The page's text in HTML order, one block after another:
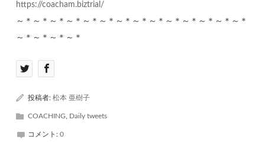
https://coacham.biztrial/
～＊～＊～＊～＊～＊～＊～＊～＊～＊～＊～＊～＊～＊～＊
～＊～＊～＊～＊
投稿者:松本 亜樹子
COACHING Daily tweets
コメント:0